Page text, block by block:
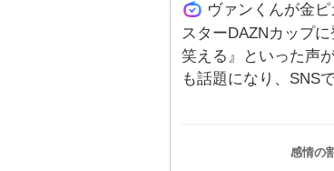
ヴァンくんが金
スターDAZNカップ
笑える』といった声
も話題になり、SNS